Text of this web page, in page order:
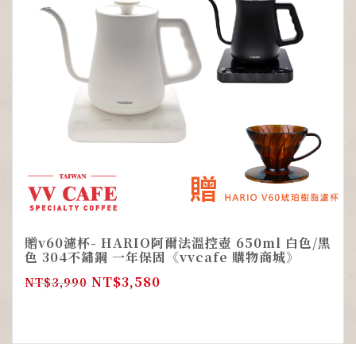
贈v60濾杯- HARIO阿爾法溫控壺 650ml 白色/黑
色 304不鏽鋼 一年保固《vvcafe 購物商城》
NT$3,990 NT$3,580